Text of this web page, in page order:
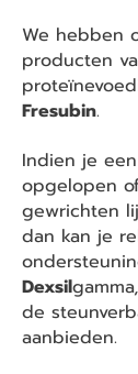
We hebben
producten
Fresubin.
Indien je
opgelopen
gewrichten
dan kan je
Dexsil
de
aanbieden.